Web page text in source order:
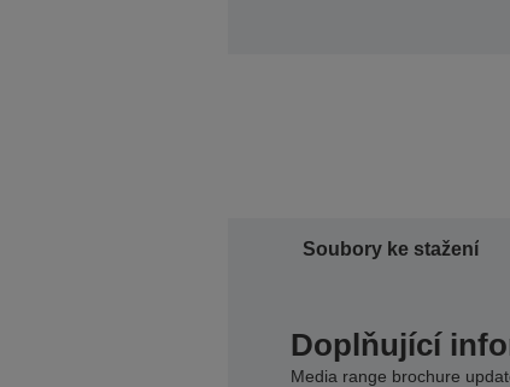
Soubory ke stažení
Doplňující
Media range brochure